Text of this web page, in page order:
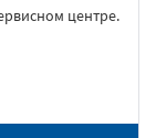
центре.